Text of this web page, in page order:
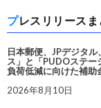
プレスリリース
日本郵便、JPデジタ
ス」と「PUDOステー
負荷低減に向けた補助
2026年8月10日